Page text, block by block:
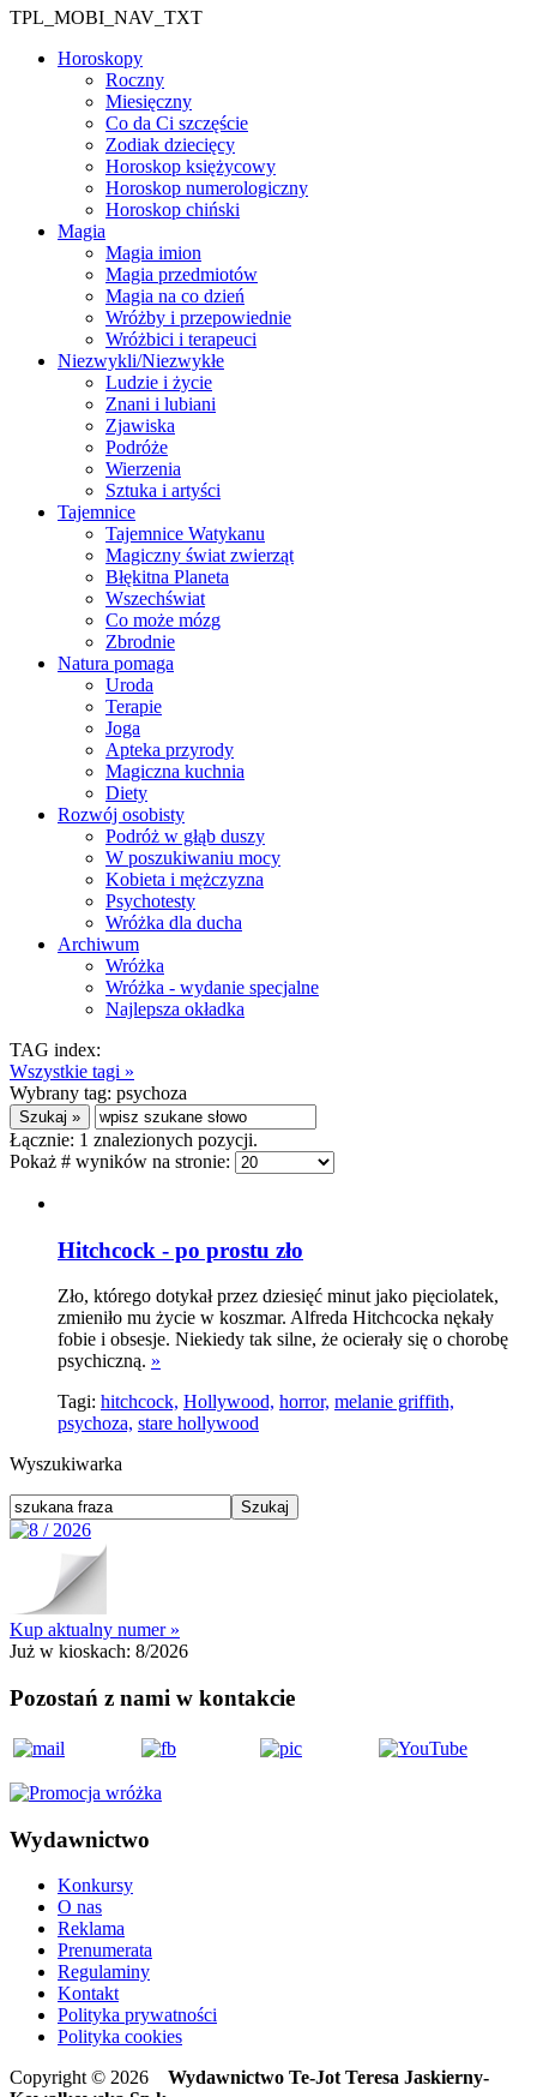
TPL_MOBI_NAV_TXT
Horoskopy
Roczny
Miesięczny
Co da Ci szczęście
Zodiak dziecięcy
Horoskop księżycowy
Horoskop numerologiczny
Horoskop chiński
Magia
Magia imion
Magia przedmiotów
Magia na co dzień
Wróżby i przepowiednie
Wróżbici i terapeuci
Niezwykli/Niezwykłe
Ludzie i życie
Znani i lubiani
Zjawiska
Podróże
Wierzenia
Sztuka i artyści
Tajemnice
Tajemnice Watykanu
Magiczny świat zwierząt
Błękitna Planeta
Wszechświat
Co może mózg
Zbrodnie
Natura pomaga
Uroda
Terapie
Joga
Apteka przyrody
Magiczna kuchnia
Diety
Rozwój osobisty
Podróż w głąb duszy
W poszukiwaniu mocy
Kobieta i mężczyzna
Psychotesty
Wróżka dla ducha
Archiwum
Wróżka
Wróżka - wydanie specjalne
Najlepsza okładka
TAG index:
Wszystkie tagi »
Wybrany tag: psychoza
Łącznie: 1 znalezionych pozycji.
Pokaż # wyników na stronie:
Hitchcock - po prostu zło
Zło, którego dotykał przez dziesięć minut jako pięciolatek,
zmieniło mu życie w koszmar. Alfreda Hitchcocka nękały
fobie i obsesje. Niekiedy tak silne, że ocierały się o chorobę
psychiczną. »
Tagi: hitchcock, Hollywood, horror, melanie griffith,
psychoza, stare hollywood
Wyszukiwarka
Kup aktualny numer »
Już w kioskach: 8/2026
Pozostań z nami w kontakcie
Wydawnictwo
Konkursy
O nas
Reklama
Prenumerata
Regulaminy
Kontakt
Polityka prywatności
Polityka cookies
Copyright © 2026 Wydawnictwo Te-Jot Teresa Jaskierny-